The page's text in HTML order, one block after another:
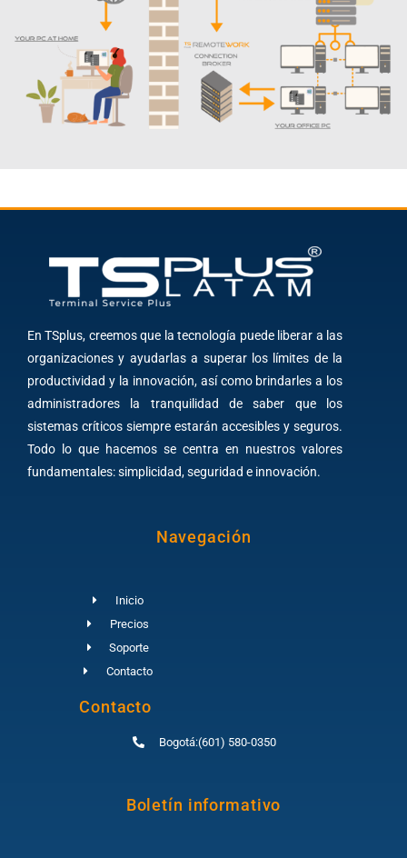
En TSplus, creemos que la tecnología puede liberar a las
organizaciones y ayudarlas a superar los límites de la
productividad y la innovación, así como brindarles a los
administradores la tranquilidad de saber que los
sistemas críticos siempre estarán accesibles y seguros.
Todo lo que hacemos se centra en nuestros valores
fundamentales: simplicidad, seguridad e innovación.
Navegación
Inicio
Precios
Soporte
Contacto
Contacto
Bogotá:(601) 580-0350
Boletín informativo